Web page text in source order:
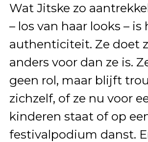
Wat Jitske zo
– los van haar looks – is
authenticiteit. Ze doet
anders voor dan ze is.
geen rol, maar blijft
zichzelf, of ze nu voor
kinderen staat of op
festivalpodium danst.